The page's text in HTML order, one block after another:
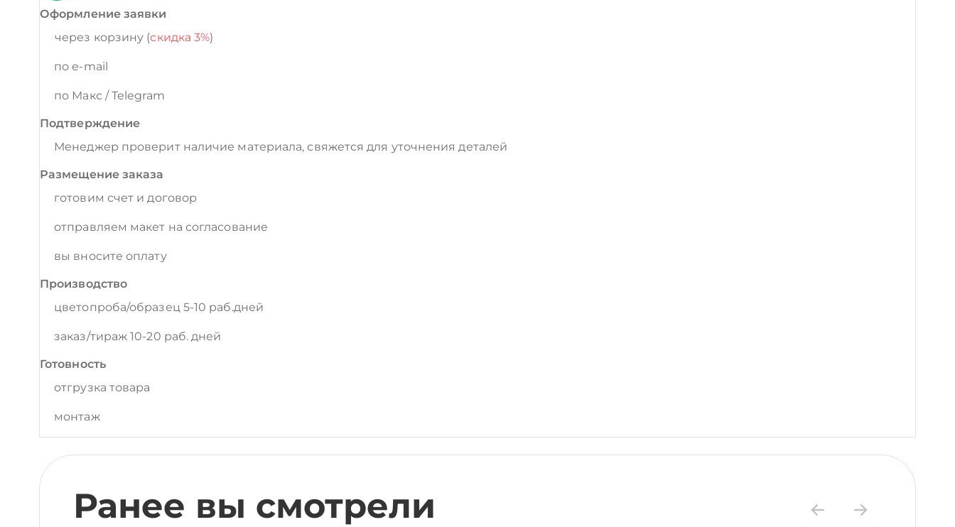
Оформление заявки
через корзину (скидка 3%)
по e-mail
по Макс / Telegram
Подтверждение
Менеджер проверит наличие материала, свяжется для уточнения деталей
Размещение заказа
готовим счет и договор
отправляем макет на согласование
вы вносите оплату
Производство
цветопроба/образец 5-10 раб.дней
заказ/тираж 10-20 раб. дней
Готовность
отгрузка товара
монтаж
Ранее вы смотрели